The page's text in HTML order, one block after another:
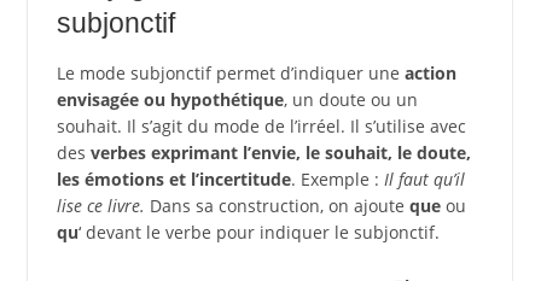
subjonctif
Le mode subjonctif permet d’indiquer une action
envisagée ou hypothétique, un doute ou un
souhait. Il s’agit du mode de l’irréel. Il s’utilise avec
des verbes exprimant l’envie, le souhait, le doute,
les émotions et l’incertitude. Exemple : Il faut qu’il
lise ce livre. Dans sa construction, on ajoute queou
qu‘ devant le verbe pour indiquer le subjonctif.